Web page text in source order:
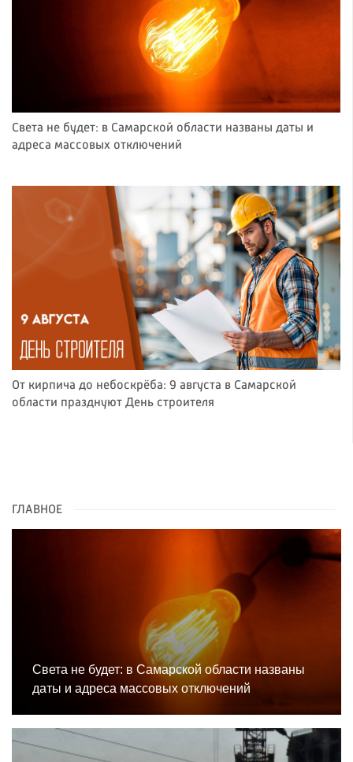
Света не будет: в Самарской области названы даты и
адреса массовых отключений
От кирпича до небоскрёба: 9 августа в Самарской
области празднуют День строителя
ГЛАВНОЕ
Света не будет: в Самарской области названы
даты и адреса массовых отключений